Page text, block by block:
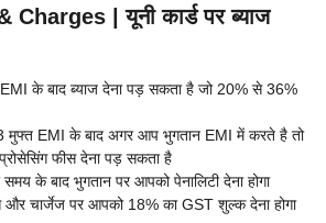
| यूनी कार्ड पर ब्याज
EMI के बाद ब्याज देना पड़ सकता है जो 20% से 36%
मुफ्त EMI के बाद अगर आप भुगतान EMI में करते है तो
फीस देना पड़ सकता है
समय के बाद भुगतान पर आपको पेनालिटी देना होगा
चार्जेज पर आपको 18% का GST शुल्क देना होगा